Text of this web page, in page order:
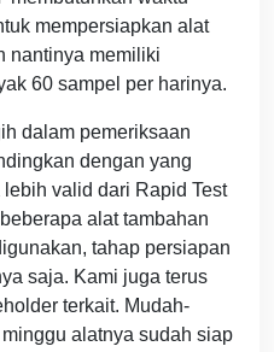
mempersiapkan alat
nantinya memiliki
60 sampel per harinya.
dalam pemeriksaan
dengan yang
valid dari Rapid Test
alat tambahan
tahap persiapan
saja. Kami juga terus
terkait. Mudah-
alatnya sudah siap